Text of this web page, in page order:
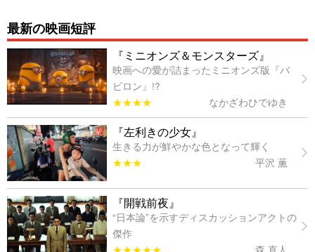
最新の映画短評
『ミニオンズ＆モンスターズ』
映画への愛が詰まったミニオンズ版『バ
ビロン』!?
★★★★
なかざわひでゆき
『左利きの少女』
生きる力が鮮やかな色となって輝く
★★★
平沢 薫
『開戦前夜』
“日本論”を示すディスカッションアクトの
傑作